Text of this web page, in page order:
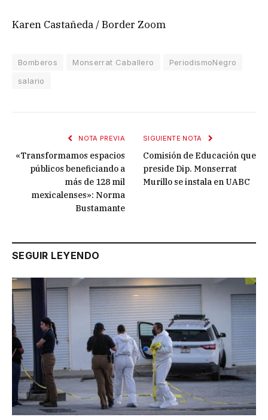
Karen Castañeda / Border Zoom
Bomberos Monserrat Caballero
PeriodismoNegro
salario
NOTA PREVIA
«Transformamos espacios
públicos beneficiando a
más de 128 mil
mexicalenses»: Norma
Bustamante
SIGUIENTE NOTA
Comisión de Educación que
preside Dip. Monserrat
Murillo se instala en UABC
SEGUIR LEYENDO